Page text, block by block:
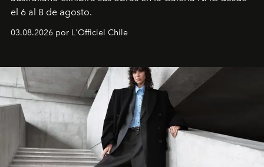
el 6 al 8 de agosto.
03.08.2026 por L'Officiel Chile